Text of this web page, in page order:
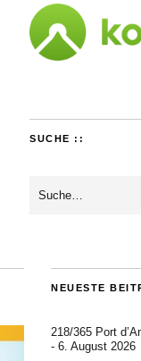
SUCHE ::
NEUESTE
218/365 Port
6. August 2026